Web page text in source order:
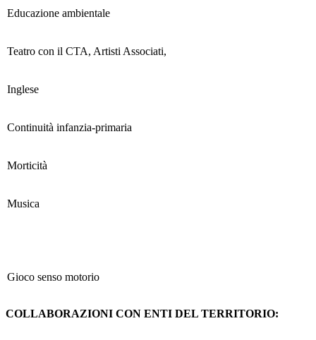
Educazione ambientale
Teatro con il CTA, Artisti Associati,
Inglese
Continuità infanzia-primaria
Morticità
Musica
Gioco senso motorio
COLLABORAZIONI CON ENTI DEL TERRITORIO: